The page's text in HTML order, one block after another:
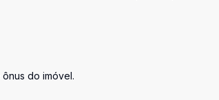
do imóvel.